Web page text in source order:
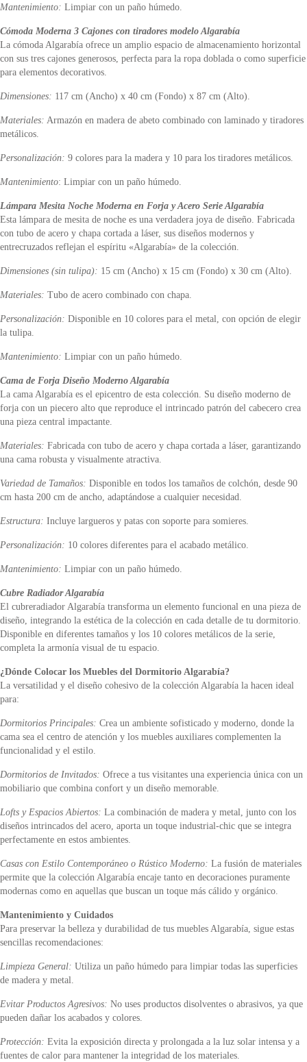
Mantenimiento: Limpiar con un paño húmedo.
Cómoda Moderna 3 Cajones con tiradores modelo Algarabía
La cómoda Algarabía ofrece un amplio espacio de almacenamiento horizontal
con sus tres cajones generosos, perfecta para la ropa doblada o como superficie
para elementos decorativos.
Dimensiones: 117 cm (Ancho) x 40 cm (Fondo) x 87 cm (Alto).
Materiales: Armazón en madera de abeto combinado con laminado y tiradores
metálicos.
Personalización: 9 colores para la madera y 10 para los tiradores metálicos.
Mantenimiento: Limpiar con un paño húmedo.
Lámpara Mesita Noche Moderna en Forja y Acero Serie Algarabía
Esta lámpara de mesita de noche es una verdadera joya de diseño. Fabricada
con tubo de acero y chapa cortada a láser, sus diseños modernos y
entrecruzados reflejan el espíritu «Algarabía» de la colección.
Dimensiones (sin tulipa): 15 cm (Ancho) x 15 cm (Fondo) x 30 cm (Alto).
Materiales: Tubo de acero combinado con chapa.
Personalización: Disponible en 10 colores para el metal, con opción de elegir
la tulipa.
Mantenimiento: Limpiar con un paño húmedo.
Cama de Forja Diseño Moderno Algarabía
La cama Algarabía es el epicentro de esta colección. Su diseño moderno de
forja con un piecero alto que reproduce el intrincado patrón del cabecero crea
una pieza central impactante.
Materiales: Fabricada con tubo de acero y chapa cortada a láser, garantizando
una cama robusta y visualmente atractiva.
Variedad de Tamaños: Disponible en todos los tamaños de colchón, desde 90
cm hasta 200 cm de ancho, adaptándose a cualquier necesidad.
Estructura: Incluye largueros y patas con soporte para somieres.
Personalización: 10 colores diferentes para el acabado metálico.
Mantenimiento: Limpiar con un paño húmedo.
Cubre Radiador Algarabía
El cubreradiador Algarabía transforma un elemento funcional en una pieza de
diseño, integrando la estética de la colección en cada detalle de tu dormitorio.
Disponible en diferentes tamaños y los 10 colores metálicos de la serie,
completa la armonía visual de tu espacio.
¿Dónde Colocar los Muebles del Dormitorio Algarabía?
La versatilidad y el diseño cohesivo de la colección Algarabía la hacen ideal
para:
Dormitorios Principales: Crea un ambiente sofisticado y moderno, donde la
cama sea el centro de atención y los muebles auxiliares complementen la
funcionalidad y el estilo.
Dormitorios de Invitados: Ofrece a tus visitantes una experiencia única con un
mobiliario que combina confort y un diseño memorable.
Lofts y Espacios Abiertos: La combinación de madera y metal, junto con los
diseños intrincados del acero, aporta un toque industrial-chic que se integra
perfectamente en estos ambientes.
Casas con Estilo Contemporáneo o Rústico Moderno: La fusión de materiales
permite que la colección Algarabía encaje tanto en decoraciones puramente
modernas como en aquellas que buscan un toque más cálido y orgánico.
Mantenimiento y Cuidados
Para preservar la belleza y durabilidad de tus muebles Algarabía, sigue estas
sencillas recomendaciones:
Limpieza General: Utiliza un paño húmedo para limpiar todas las superficies
de madera y metal.
Evitar Productos Agresivos: No uses productos disolventes o abrasivos, ya que
pueden dañar los acabados y colores.
Protección: Evita la exposición directa y prolongada a la luz solar intensa y a
fuentes de calor para mantener la integridad de los materiales.